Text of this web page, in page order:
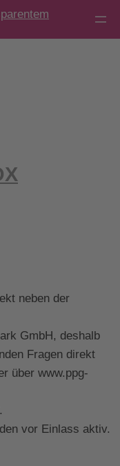
neben der
GmbH, deshalb
Fragen direkt
über www.ppg-
vor Einlass aktiv.